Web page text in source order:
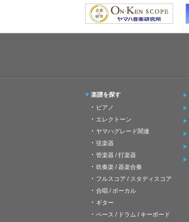
楽譜を探す
ピアノ
エレクトーン
ヤマハグレード関連
弦楽器
管楽器 / 打楽器
吹奏楽 / 器楽合奏
フルスコア / スタディスコア
合唱 / ボーカル
ギター
ベース / ドラム / キーボード